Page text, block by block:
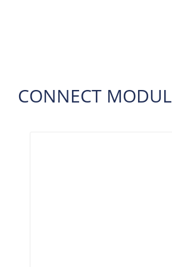
CONNECT MODUL